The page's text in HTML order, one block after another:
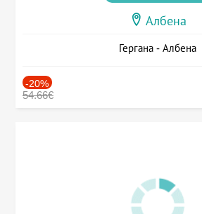
Албена
Гергана - Албена
-20%
54.66€